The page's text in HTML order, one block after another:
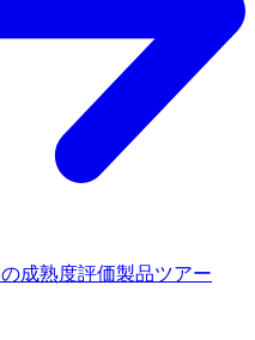
成熟度評価製品ツアー